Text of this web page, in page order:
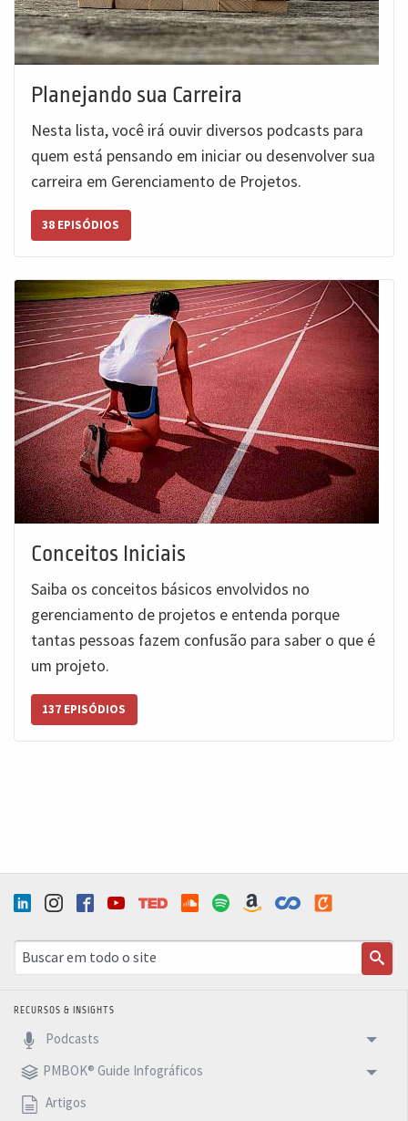
Planejando sua Carreira
Nesta lista, você irá ouvir diversos podcasts para
quem está pensando em iniciar ou desenvolver sua
carreira em Gerenciamento de Projetos.
38 EPISÓDIOS
Conceitos Iniciais
Saiba os conceitos básicos envolvidos no
gerenciamento de projetos e entenda porque
tantas pessoas fazem confusão para saber o que é
um projeto.
137 EPISÓDIOS
RECURSOS & INSIGHTS
Podcasts
PMBOK® Guide Infográficos
Artigos